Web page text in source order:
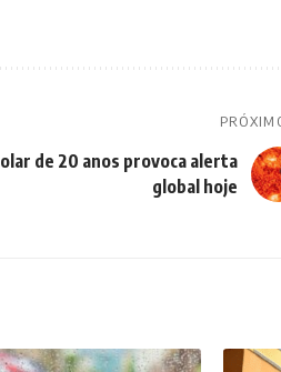
de 20 anos provoca alerta
global hoje